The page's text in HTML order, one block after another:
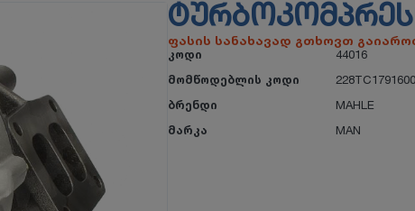
ფასის სანახავად გთხოვთ
კოდი
44016
მომწოდებლის კოდი
ბრენდი
MAHLE
მარკა
MAN